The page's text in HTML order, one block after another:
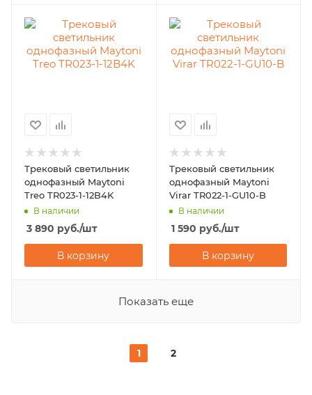
Трековый светильник
однофазный Maytoni
Treo TR023-1-12B4K
В наличии
3 890 руб./шт
В корзину
Трековый светильник
однофазный Maytoni
Virar TR022-1-GU10-B
В наличии
1 590 руб./шт
В корзину
Показать еще
1 2